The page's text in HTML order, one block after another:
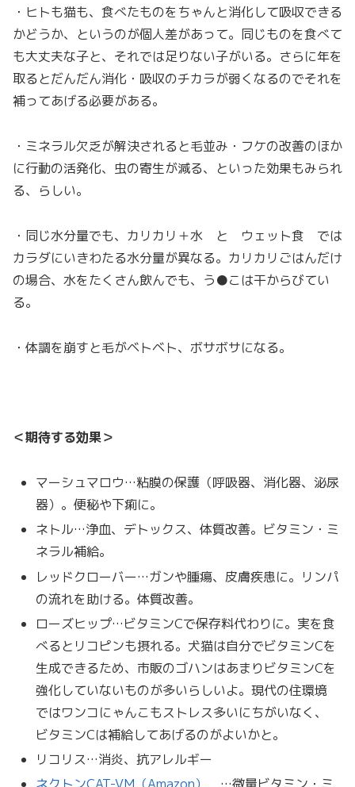
・ヒトも猫も、食べたものをちゃんと消化して吸収できる
かどうか、というのが個人差があって。同じものを食べて
も大丈夫な子と、それでは足りない子がいる。さらに年を
取るとだんだん消化・吸収のチカラが弱くなるのでそれを
補ってあげる必要がある。
・ミネラル欠乏が解決されると毛並み・フケの改善のほか
に行動の活発化、虫の寄生が減る、といった効果もみられ
る、らしい。
・同じ水分量でも、カリカリ＋水 と ウェット食 では
カラダにいきわたる水分量が異なる。カリカリごはんだけ
の場合、水をたくさん飲んでも、う●こは干からびてい
る。
・体調を崩すと毛がベトベト、ボサボサになる。
＜期待する効果＞
マーシュマロウ…粘膜の保護（呼吸器、消化器、泌尿
器）。便秘や下痢に。
ネトル…浄血、デトックス、体質改善。ビタミン・ミ
ネラル補給。
レッドクローバー…ガンや腫瘍、皮膚疾患に。リンパ
の流れを助ける。体質改善。
ローズヒップ…ビタミンCで保存料代わりに。実を食
べるとリコピンも摂れる。犬猫は自分でビタミンCを
生成できるため、市販のゴハンはあまりビタミンCを
強化していないものが多いらしいよ。現代の住環境
ではワンコにゃんこもストレス多いにちがいなく、
ビタミンCは補給してあげるのがよいかと。
リコリス…消炎、抗アレルギー